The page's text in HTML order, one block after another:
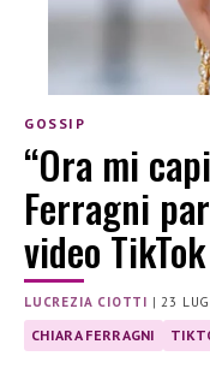
GOSSIP
“Ora mi
Ferragni
video TikTok
LUCREZIA CIOTTI |23
CHIARA FERRAGNI